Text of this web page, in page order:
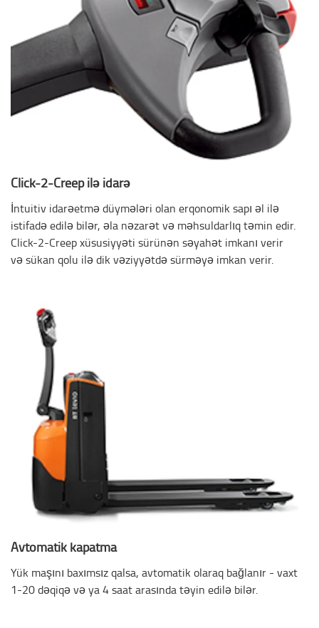
Click-2-Creep ilə idarə
İntuitiv idarəetmə düymələri olan erqonomik sapı əl ilə
istifadə edilə bilər, əla nəzarət və məhsuldarlıq təmin edir.
Click-2-Creep xüsusiyyəti sürünən səyahət imkanı verir
və sükan qolu ilə dik vəziyyətdə sürməyə imkan verir.
Avtomatik kapatma
Yük maşını baxımsız qalsa, avtomatik olaraq bağlanır - vaxt
1-20 dəqiqə və ya 4 saat arasında təyin edilə bilər.